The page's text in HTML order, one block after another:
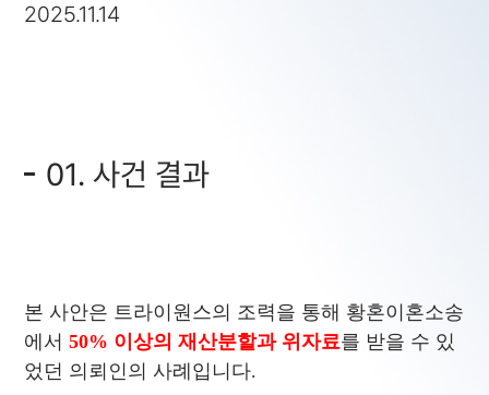
2025.11.14
01. 사건 결과
본 사안은 트라이원스의 조력을 통해 황혼이혼소송
에서50% 이상의 재산분할과 위자료를 받을 수 있
었던 의뢰인의 사례입니다.